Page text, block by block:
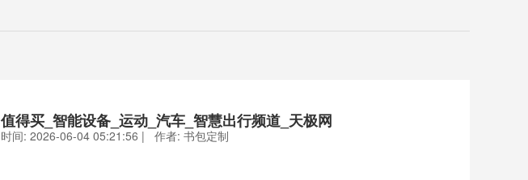
值得买_智能设备_运动_汽车_智慧出行频道_天极网
时间: 2026-06-04 05:21:56 | 作者: 书包定制